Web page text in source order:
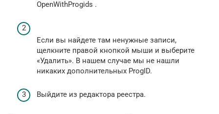
OpenWithProgids .
Если вы найдете там ненужные записи,
щелкните правой кнопкой мыши и выберите
«Удалить». В нашем случае мы не нашли
никаких дополнительных ProgID.
Выйдите из редактора реестра.